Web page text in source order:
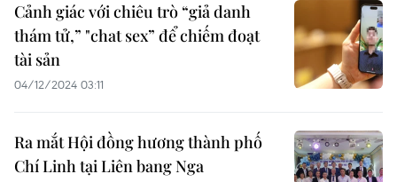
Cảnh giác với chiêu trò “giả danh
thám tử,” "chat sex” để chiếm đoạt
tài sản
04/12/2024 03:11
Ra mắt Hội đồng hương thành phố
Chí Linh tại Liên bang Nga